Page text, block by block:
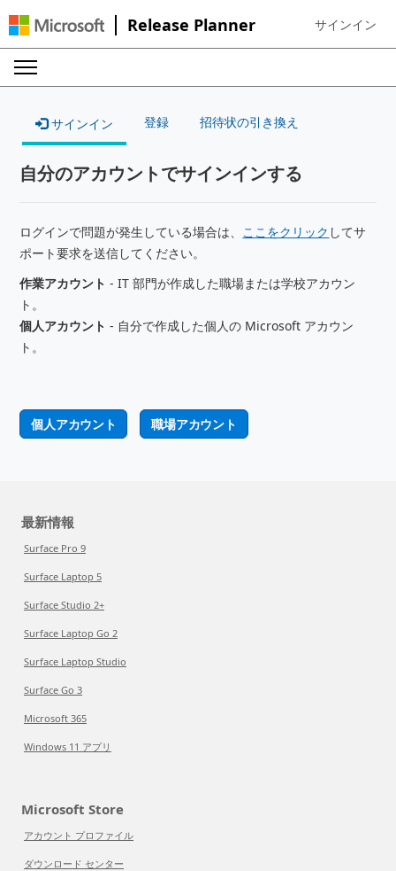
Release Planner Sign in to
サインイン
サインイン 登録 招待状の引き換え
自分のアカウントでサインインする
ログインで問題が発生している場合は、 ここをクリック してサ
ポート要求を送信してください。
作業アカウント - IT 部門が作成した職場または学校アカウン
ト。
個人アカウント - 自分で作成した個人の Microsoft アカウン
ト。
個人アカウント 職場アカウント
最新情報
Surface Pro 9
Surface Laptop 5
Surface Studio 2+
Surface Laptop Go 2
Surface Laptop Studio
Surface Go 3
Microsoft 365
Windows 11 アプリ
Microsoft Store
アカウント プロファイル
ダウンロード センター